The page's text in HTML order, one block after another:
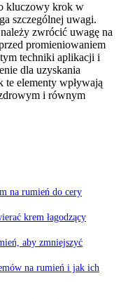
kluczowy krok w
szczególnej uwagi.
zwrócić uwagę na
promieniowaniem
techniki aplikacji i
dla uzyskania
te elementy wpływają
i równym
na rumień do cery
krem łagodzący
aby zmniejszyć
na rumień i jak ich